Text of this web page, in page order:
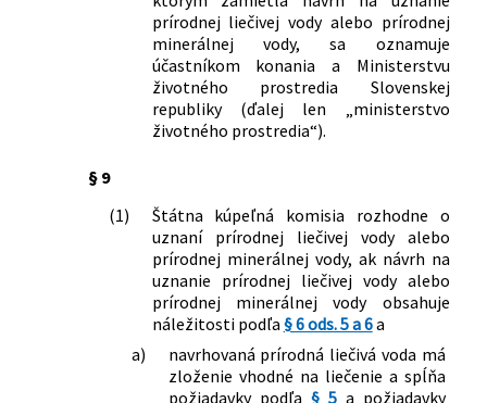
prírodnej liečivej vody alebo prírodnej
minerálnej vody, sa oznamuje
účastníkom konania a Ministerstvu
životného prostredia Slovenskej
republiky (ďalej len „ministerstvo
životného prostredia“).
§ 9
(1)
Štátna kúpeľná komisia rozhodne o
uznaní prírodnej liečivej vody alebo
prírodnej minerálnej vody, ak návrh na
uznanie prírodnej liečivej vody alebo
prírodnej minerálnej vody obsahuje
náležitosti podľa § 6 ods. 5 a 6a
a)
navrhovaná prírodná liečivá voda má
zloženie vhodné na liečenie a spĺňa
požiadavky podľa § 5a požiadavky